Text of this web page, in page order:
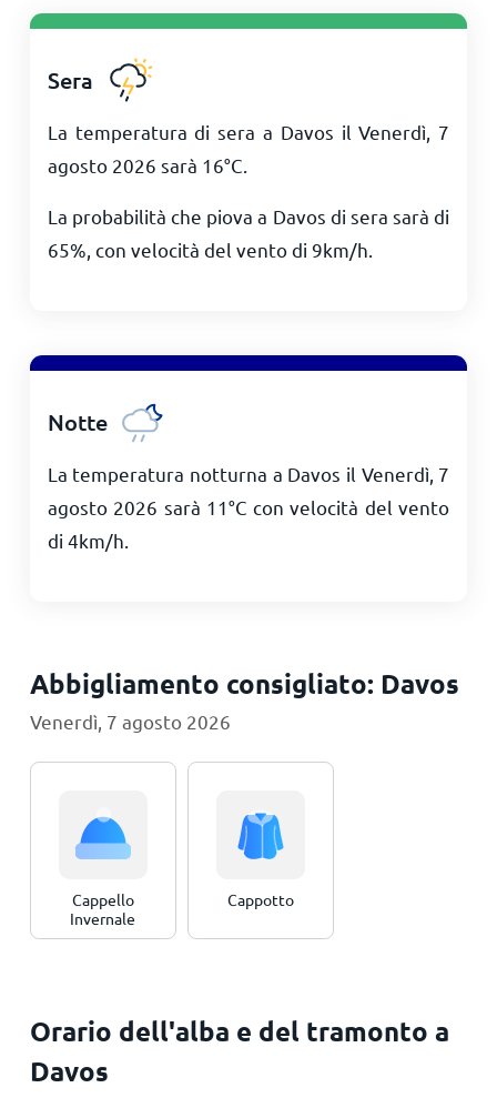
Sera
La temperatura di sera a Davos il Venerdì, 7
agosto 2026 sarà 16°C
La probabilità che piova a Davos di sera sarà di
65%, con velocità del vento di 9km/h
Notte
La temperatura notturna a Davos il Venerdì, 7
agosto 2026 sarà 11°C con velocità del vento
di 4km/h
Abbigliamento consigliato: Davos
Venerdì, 7 agosto 2026
Cappello
Invernale
Cappotto
Orario dell'alba e del tramonto a
Davos